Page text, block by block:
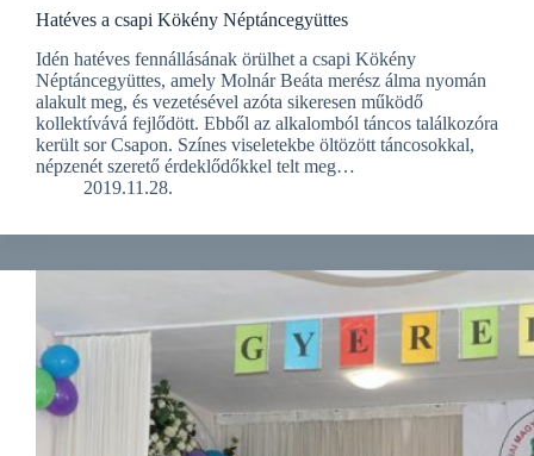
Hatéves a csapi Kökény Néptáncegyüttes
Idén hatéves fennállásának örülhet a csapi Kökény
Néptáncegyüttes, amely Molnár Beáta merész álma nyomán
alakult meg, és vezetésével azóta sikeresen működő
kollektívává fejlődött. Ebből az alkalomból táncos találkozóra
került sor Csapon. Színes viseletekbe öltözött táncosokkal,
népzenét szerető érdeklődőkkel telt meg…
2019.11.28.